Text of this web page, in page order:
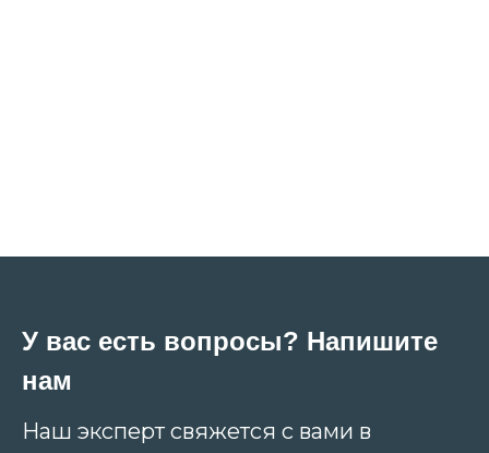
У вас есть вопросы? Напишите
нам
Наш эксперт свяжется с вами в